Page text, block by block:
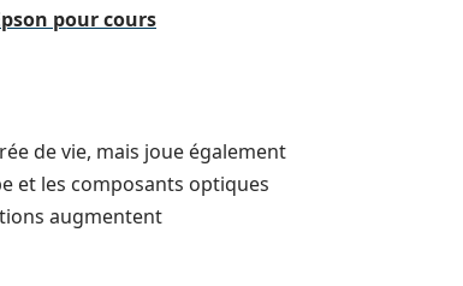
pour cours
de vie, mais joue également
et les composants optiques
augmentent